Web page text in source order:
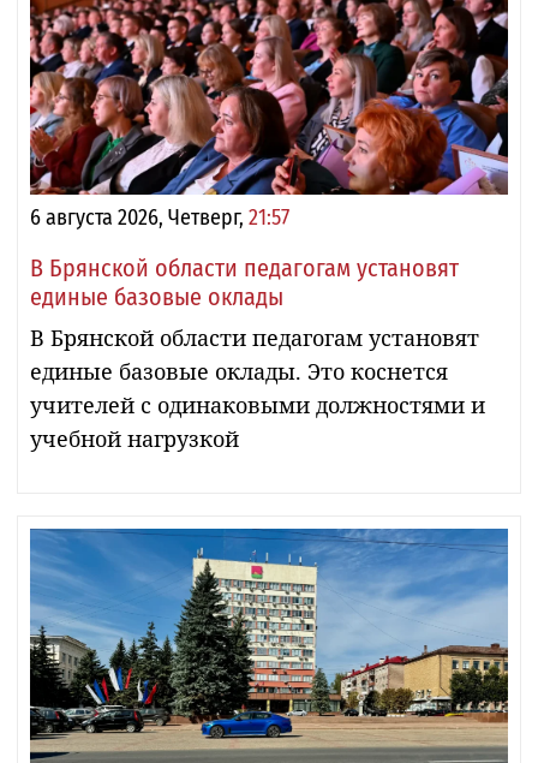
6 августа 2026, Четверг, 21:57
В Брянской области педагогам установят
единые базовые оклады
В Брянской области педагогам установят
единые базовые оклады. Это коснется
учителей с одинаковыми должностями и
учебной нагрузкой